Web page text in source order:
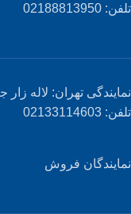
تلفن: 02188813950
نمایندگی تهران: لاله زار
تلفن: 02133114603
نمایندگان فروش